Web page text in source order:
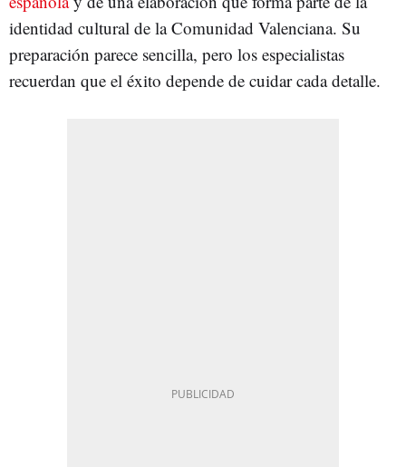
identidad cultural de la Comunidad Valenciana. Su
preparación parece sencilla, pero los especialistas
recuerdan que el éxito depende de cuidar cada detalle.